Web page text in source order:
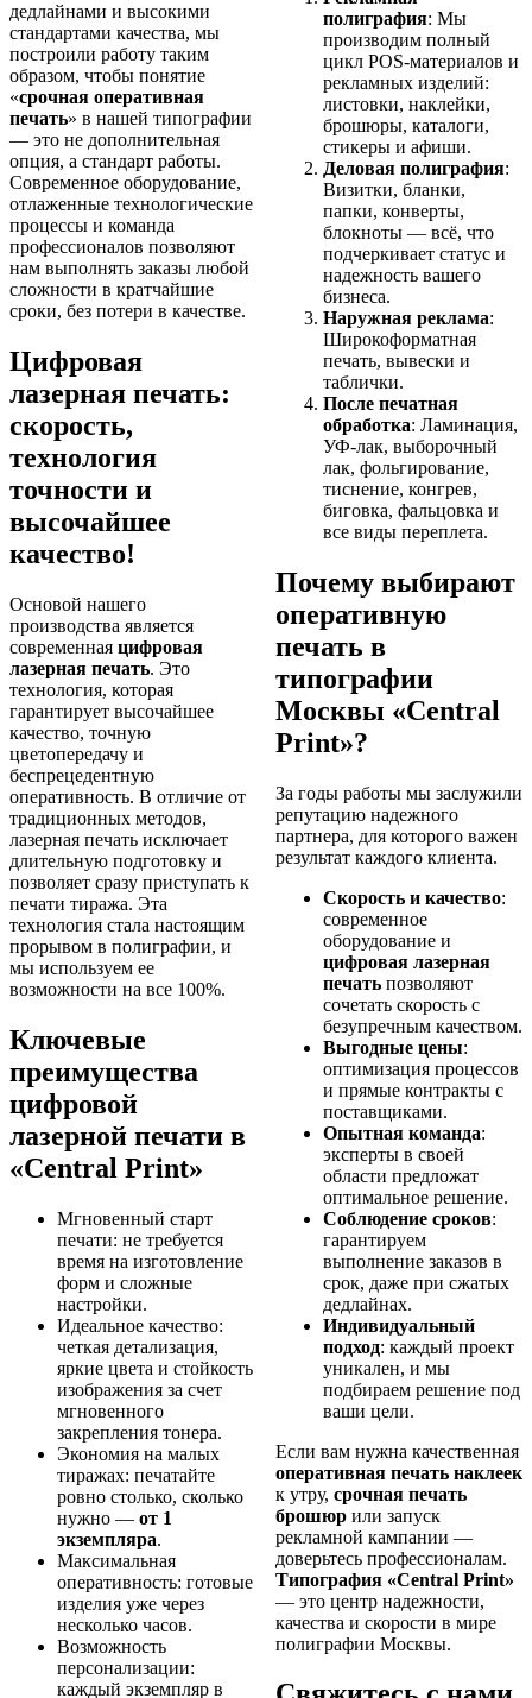
дедлайнами и высокими
стандартами качества, мы
построили работу таким
образом, чтобы понятие
«срочная оперативная
печать» в нашей типографии
— это не дополнительная
опция, а стандарт работы.
Современное оборудование,
отлаженные технологические
процессы и команда
профессионалов позволяют
нам выполнять заказы любой
сложности в кратчайшие
сроки, без потери в качестве.
Цифровая
лазерная печать:
скорость,
технология
точности и
высочайшее
качество!
Основой нашего
производства является
современная цифровая
лазерная печать. Это
технология, которая
гарантирует высочайшее
качество, точную
цветопередачу и
беспрецедентную
оперативность. В отличие от
традиционных методов,
лазерная печать исключает
длительную подготовку и
позволяет сразу приступать к
печати тиража. Эта
технология стала настоящим
прорывом в полиграфии, и
мы используем ее
возможности на все 100%.
Ключевые
преимущества
цифровой
лазерной печати в
«Central Print»
Мгновенный старт
печати: не требуется
время на изготовление
форм и сложные
настройки.
Идеальное качество:
четкая детализация,
яркие цвета и стойкость
изображения за счет
мгновенного
закрепления тонера.
Экономия на малых
тиражах: печатайте
ровно столько, сколько
нужно — от 1
экземпляра.
Максимальная
оперативность: готовые
изделия уже через
несколько часов.
Возможность
персонализации:
каждый экземпляр в
полиграфия: Мы
производим полный
цикл POS-материалов и
рекламных изделий:
листовки, наклейки,
брошюры, каталоги,
стикеры и афиши.
Деловая полиграфия:
Визитки, бланки,
папки, конверты,
блокноты — всё, что
подчеркивает статус и
надежность вашего
бизнеса.
Наружная реклама:
Широкоформатная
печать, вывески и
таблички.
После печатная
обработка: Ламинация,
УФ-лак, выборочный
лак, фольгирование,
тиснение, конгрев,
биговка, фальцовка и
все виды переплета.
Почему выбирают
оперативную
печать в
типографии
Москвы «Central
Print»?
За годы работы мы заслужили
репутацию надежного
партнера, для которого важен
результат каждого клиента.
Скорость и качество:
современное
оборудование и
цифровая лазерная
печать позволяют
сочетать скорость с
безупречным качеством.
Выгодные цены:
оптимизация процессов
и прямые контракты с
поставщиками.
Опытная команда:
эксперты в своей
области предложат
оптимальное решение.
Соблюдение сроков:
гарантируем
выполнение заказов в
срок, даже при сжатых
дедлайнах.
Индивидуальный
подход: каждый проект
уникален, и мы
подбираем решение под
ваши цели.
Если вам нужна качественная
оперативная печать наклеек
к утру, срочная печать
брошюр или запуск
рекламной кампании —
доверьтесь профессионалам.
Типография «Central Print»
— это центр надежности,
качества и скорости в мире
полиграфии Москвы.